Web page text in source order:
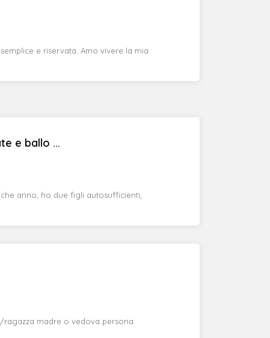
e riservata. Amo vivere la mia
e ballo ...
anno, ho due figli autosufficienti,
madre o vedova persona